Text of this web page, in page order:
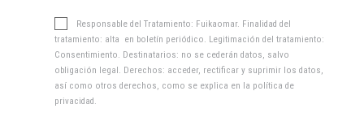
Responsable del Tratamiento: Fuikaomar. Finalidad del
tratamiento: alta en boletín periódico. Legitimación del tratamiento:
Consentimiento. Destinatarios: no se cederán datos, salvo
obligación legal. Derechos: acceder, rectificar y suprimir los datos,
así como otros derechos, como se explica en la política de
privacidad